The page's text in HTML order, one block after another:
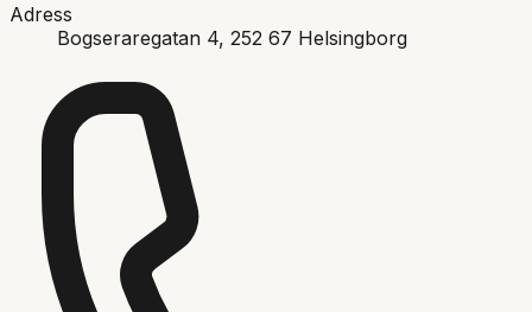
Adress
Bogseraregatan 4, 252 67 Helsingborg